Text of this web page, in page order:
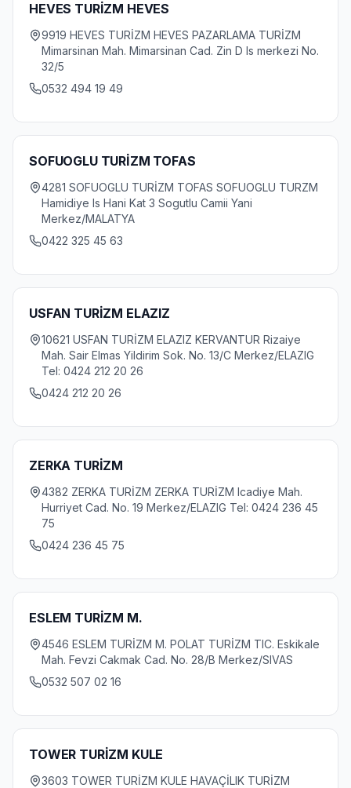
HEVES TURİZM HEVES
9919 HEVES TURİZM HEVES PAZARLAMA TURİZM
Mimarsinan Mah. Mimarsinan Cad. Zin D Is merkezi No.
32/5
0532 494 19 49
SOFUOGLU TURİZM TOFAS
4281 SOFUOGLU TURİZM TOFAS SOFUOGLU TURZM
Hamidiye Is Hani Kat 3 Sogutlu Camii Yani
Merkez/MALATYA
0422 325 45 63
USFAN TURİZM ELAZIZ
10621 USFAN TURİZM ELAZIZ KERVANTUR Rizaiye
Mah. Sair Elmas Yildirim Sok. No. 13/C Merkez/ELAZIG
Tel: 0424 212 20 26
0424 212 20 26
ZERKA TURİZM
4382 ZERKA TURİZM ZERKA TURİZM Icadiye Mah.
Hurriyet Cad. No. 19 Merkez/ELAZIG Tel: 0424 236 45
75
0424 236 45 75
ESLEM TURİZM M.
4546 ESLEM TURİZM M. POLAT TURİZM TIC. Eskikale
Mah. Fevzi Cakmak Cad. No. 28/B Merkez/SIVAS
0532 507 02 16
TOWER TURİZM KULE
3603 TOWER TURİZM KULE HAVAÇİLIK TURİZM